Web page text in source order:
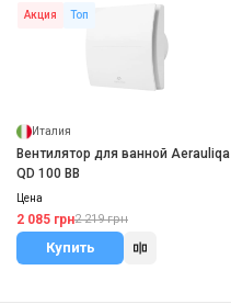
Акция Топ
Италия
Вентилятор для ванной Aerauliqa
QD 100 BB
Цена
2 085 грн2 219 грн
Купить